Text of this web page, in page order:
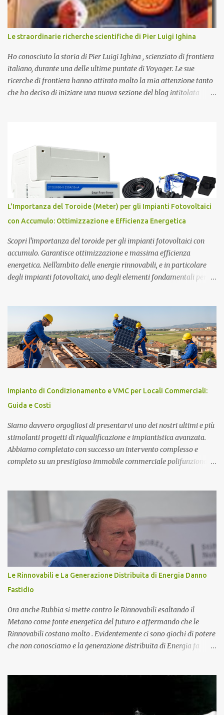
evoluzione. Una volta chiarita l'origine e il meccanismo di
formazione dell'Universo primordiale saremo qui di nuovo a
domandarci: perché esiste l'Universo? D'altra parte sono le
domande più affascinanti che ci attanagliano fin dalle prime
apparizioni della Specie Umana sulla terra. Ecco alcune delle più
affascinanti teo...
Le straordinarie richerche scientifiche di Pier Luigi Ighina
Ho conosciuto la storia di Pier Luigi Ighina , scienziato di frontiera
italiano, durante una delle ultime puntate di Voyager. Le sue
ricerche di frontiera hanno attirato molto la mia attenzione tanto
che ho deciso di iniziare una nuova sezione del blog intitolata
anni assistente di Guglielmo Marconi , diventandone in seguito
sull’elettromagnetismo. Ighina si è concentrato molto sullo studio
del Monopolo Magnetico che ha sintetizzato nel concetto di Atomo
Magnetico . L'Atomo Magnetico Gli atomi magnetici sono costituiti
da triplette neutre di quark (+1,-1,0). Secondo questo modello di
atomo magnetico quindi non ci sono protoni e neutroni nel nucleo
atomico...
L'Importanza del Toroide (Meter) per gli Impianti Fotovoltaici
con Accumulo: Ottimizzazione e Efficienza Energetica
Scopri l'importanza del toroide per gli impianti fotovoltaici con
accumulo. Garantisce ottimizzazione e massima efficienza
energetica. Nell'ambito delle energie rinnovabili, e in particolare
degli impianti fotovoltaici, uno degli elementi fondamentali per
un ruolo cruciale nella gestione dell'energia prodotta e accumulata,
contribuendo significativamente a migliorare le prestazioni
complessive dell'impianto. In questo articolo, esploreremo nel
dettaglio l'importanza del toroide negli impianti fotovoltaici con
accumulo di energia, come funziona, e perché è essenziale per
implicazioni che il suo corretto utilizzo ha sulla durata e
sull'affidabilità dell'intero sistema. Cos'è un Toroide o Meter e
Come Funziona? Il toroide (o meter) è un dispositivo el...
Impianto di Condizionamento e VMC per Locali Commerciali:
Guida e Costi
Siamo davvero orgogliosi di presentarvi uno dei nostri ultimi e più
stimolanti progetti di riqualificazione e impiantistica avanzata.
Abbiamo completato con successo un intervento complesso e
completo su un prestigioso immobile commerciale polifunzionale,
a 200 persone in totale sicurezza e comfort. Impianto Fotovoltaico
da 36 kWp Grid-Connected Per completare l'efficentamento
energetico e ridurre drasticamente i costi di gestione dell'immobile,
abbiamo inoltre installato un potente impianto fotovoltaico da 36
kWp in configurazione grid-connected senza accumulo. Il sistema
si compone di 80 moduli fotovoltaici di ultima generazione ad alta
efficienza e di inverter trifase di primaria marca, collegati alle
protezioni di stringa e ai quadri elettrici dedicati. Un intervento
strategico che consente al locale commerciale di autoprodurre ...
Le Rinnovabili e La Generazione Distribuita di Energia Danno
Fastidio
Ora anche Rubbia si mette contro le Rinnovabili esaltando il
Metano come fonte energetica del futuro e affermando che le
Rinnovabili costano molto . Evidentemente ci sono giochi di potere
che non conosciamo e la generazione distribuita di Energia fa